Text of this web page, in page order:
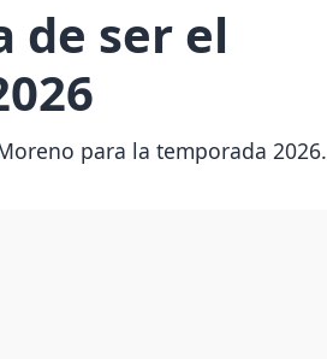
de ser el
para la temporada 2026.